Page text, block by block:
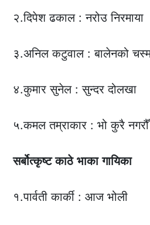
२.दिपेश ढकाल : नरोउ निरमाया
३.अनिल कटुवाल : बालेनको
४.कुमार सुनेल : सुन्दर दोलखा
५.कमल तम्राकार : भो कुरै नगरौँ
सर्बोत्कृष्ट काठे भाका गायिका
१.पार्वती कार्की : आज भोली